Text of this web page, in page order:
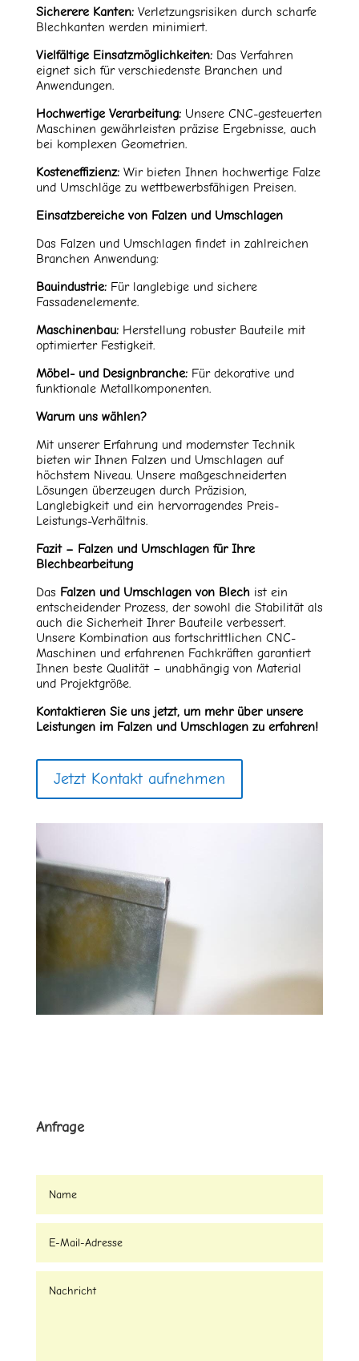
Sicherere Kanten:Verletzungsrisiken durch scharfe
Blechkanten werden minimiert.
Vielfältige Einsatzmöglichkeiten:Das Verfahren
eignet sich für verschiedenste Branchen und
Anwendungen.
Hochwertige Verarbeitung:Unsere CNC-gesteuerten
Maschinen gewährleisten präzise Ergebnisse, auch
bei komplexen Geometrien.
Kosteneffizienz:Wir bieten Ihnen hochwertige Falze
und Umschläge zu wettbewerbsfähigen Preisen.
Einsatzbereiche von Falzen und Umschlagen
Das Falzen und Umschlagen findet in zahlreichen
Branchen Anwendung:
Bauindustrie:Für langlebige und sichere
Fassadenelemente.
Maschinenbau:Herstellung robuster Bauteile mit
optimierter Festigkeit.
Möbel- und Designbranche:Für dekorative und
funktionale Metallkomponenten.
Warum uns wählen?
Mit unserer Erfahrung und modernster Technik
bieten wir Ihnen Falzen und Umschlagen auf
höchstem Niveau. Unsere maßgeschneiderten
Lösungen überzeugen durch Präzision,
Langlebigkeit und ein hervorragendes Preis-
Leistungs-Verhältnis.
Fazit – Falzen und Umschlagen für Ihre
Blechbearbeitung
Das Falzen und Umschlagen von Blechist ein
entscheidender Prozess, der sowohl die Stabilität als
auch die Sicherheit Ihrer Bauteile verbessert.
Unsere Kombination aus fortschrittlichen CNC-
Maschinen und erfahrenen Fachkräften garantiert
Ihnen beste Qualität – unabhängig von Material
und Projektgröße.
Kontaktieren Sie uns jetzt, um mehr über unsere
Leistungen im Falzen und Umschlagen zu erfahren!
Jetzt Kontakt aufnehmen
Anfrage